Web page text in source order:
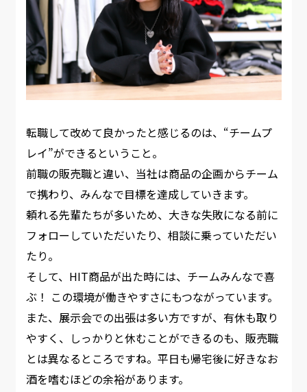
転職して改めて良かったと感じるのは、“チームプ
レイ”ができるということ。
前職の販売職と違い、当社は商品の企画からチーム
で携わり、みんなで目標を達成していきます。
頼れる先輩たちが多いため、大きな失敗になる前に
フォローしていただいたり、相談に乗っていただい
たり。
そして、HIT商品が出た時には、チームみんなで喜
ぶ！ この環境が働きやすさにもつながっています。
また、展示会での出張は多い方ですが、有休も取り
やすく、しっかりと休むことができるのも、販売職
とは異なるところですね。平日も帰宅後に好きなお
酒を嗜むほどの余裕があります。​